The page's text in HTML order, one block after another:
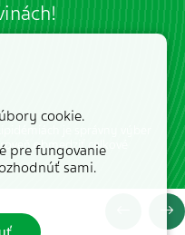
obmedziť celkové
cookie.
pre fungovanie
sami.